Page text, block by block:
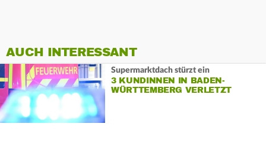
AUCH INTERESSANT
Supermarktdach stürzt ein
3 KUNDINNEN IN BADEN-
WÜRTTEMBERG VERLETZT